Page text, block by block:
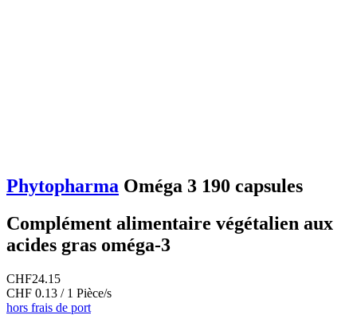
Phytopharma Oméga 3 190 capsules
Complément alimentaire végétalien aux
acides gras oméga-3
CHF24.15
CHF 0.13 / 1 Pièce/s
hors frais de port